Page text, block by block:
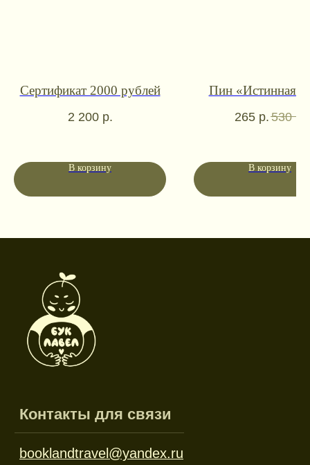
Сертификат 2000 рублей
2 200 р.
В корзину
Пин «Истинная
265 р.530 р.
В корзину
Каталог
Новинки
Закладки
Открытки
Стенды
Наборы
Дневники и трекеры
Отрывные блоки
Гирлянды
Telegram